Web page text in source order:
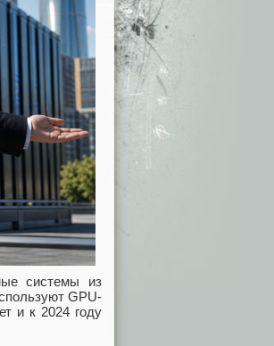
системы из
GPU-
и к 2024 году